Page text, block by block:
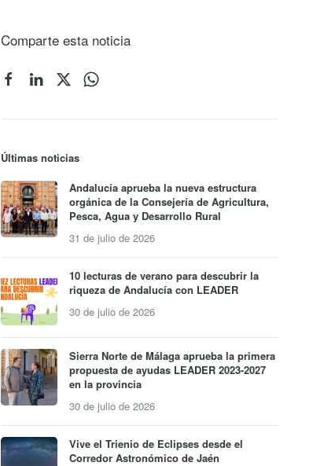
Comparte esta noticia
Últimas noticias
Andalucía aprueba la nueva estructura
orgánica de la Consejería de Agricultura,
Pesca, Agua y Desarrollo Rural
31 de julio de 2026
10 lecturas de verano para descubrir la
riqueza de Andalucía con LEADER
30 de julio de 2026
Sierra Norte de Málaga aprueba la primera
propuesta de ayudas LEADER 2023-2027
en la provincia
30 de julio de 2026
Vive el Trienio de Eclipses desde el
Corredor Astronómico de Jaén